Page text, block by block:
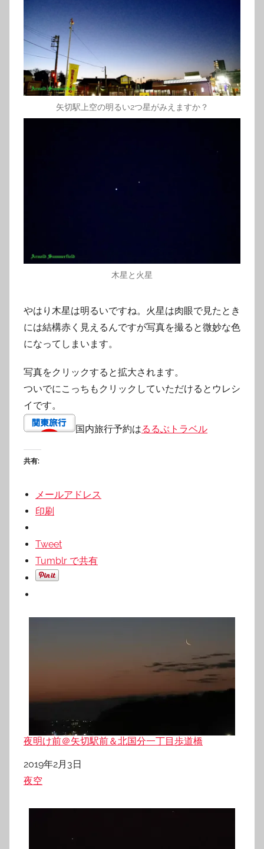
矢切駅上空の明るい2つ星がみえますか？
木星と火星
やはり木星は明るいですね。火星は肉眼で見たとき
には結構赤く見えるんですが写真を撮ると微妙な色
になってしまいます。
写真をクリックすると拡大されます。
ついでにこっちもクリックしていただけるとウレシ
イです。
国内旅行予約はるるぶトラベル
共有:
メールアドレス
印刷
Tweet
Tumblr で共有
夜明け前＠矢切駅前＆北国分一丁目歩道橋
日付
2019年2月3日
関連理由
夜空